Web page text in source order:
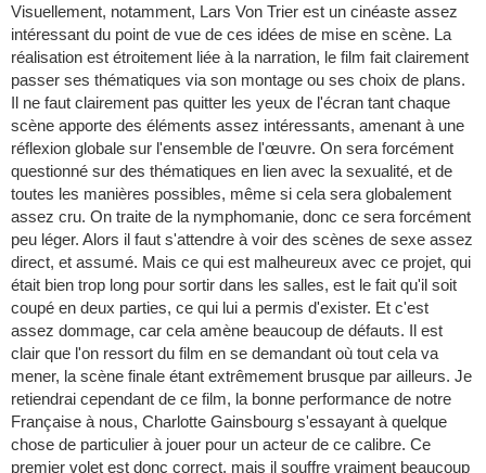
Visuellement, notamment, Lars Von Trier est un cinéaste assez
intéressant du point de vue de ces idées de mise en scène. La
réalisation est étroitement liée à la narration, le film fait clairement
passer ses thématiques via son montage ou ses choix de plans.
Il ne faut clairement pas quitter les yeux de l'écran tant chaque
scène apporte des éléments assez intéressants, amenant à une
réflexion globale sur l'ensemble de l'œuvre. On sera forcément
questionné sur des thématiques en lien avec la sexualité, et de
toutes les manières possibles, même si cela sera globalement
assez cru. On traite de la nymphomanie, donc ce sera forcément
peu léger. Alors il faut s'attendre à voir des scènes de sexe assez
direct, et assumé. Mais ce qui est malheureux avec ce projet, qui
était bien trop long pour sortir dans les salles, est le fait qu'il soit
coupé en deux parties, ce qui lui a permis d'exister. Et c'est
assez dommage, car cela amène beaucoup de défauts. Il est
clair que l'on ressort du film en se demandant où tout cela va
mener, la scène finale étant extrêmement brusque par ailleurs. Je
retiendrai cependant de ce film, la bonne performance de notre
Française à nous, Charlotte Gainsbourg s'essayant à quelque
chose de particulier à jouer pour un acteur de ce calibre. Ce
premier volet est donc correct, mais il souffre vraiment beaucoup